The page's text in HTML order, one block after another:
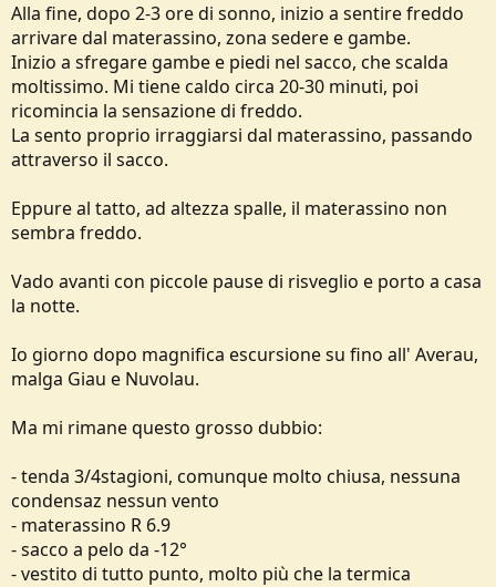
Alla fine, dopo 2-3 ore di sonno, inizio a sentire freddo
arrivare dal materassino, zona sedere e gambe.
Inizio a sfregare gambe e piedi nel sacco, che scalda
moltissimo. Mi tiene caldo circa 20-30 minuti, poi
ricomincia la sensazione di freddo.
La sento proprio irraggiarsi dal materassino, passando
attraverso il sacco.
Eppure al tatto, ad altezza spalle, il materassino non
sembra freddo.
Vado avanti con piccole pause di risveglio e porto a casa
la notte.
Io giorno dopo magnifica escursione su fino all' Averau,
malga Giau e Nuvolau.
Ma mi rimane questo grosso dubbio:
- tenda 3/4stagioni, comunque molto chiusa, nessuna
condensaz nessun vento
- materassino R 6.9
- sacco a pelo da -12°
- vestito di tutto punto, molto più che la termica